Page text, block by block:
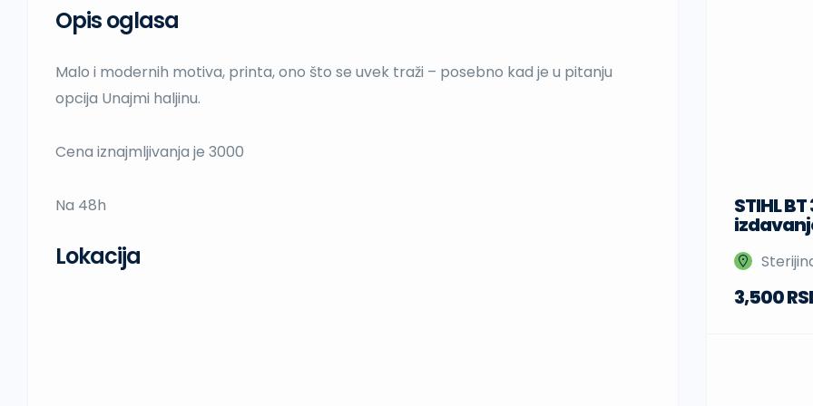
Opis oglasa
Malo i modernih motiva, printa, ono što se uvek traži – posebno kad je u pitanju
opcija Unajmi haljinu.
Cena iznajmljivanja je 3000
Na 48h
Lokacija
STIHL
3,500